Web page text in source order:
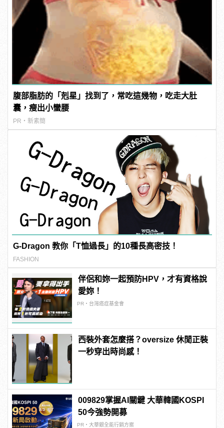
腹部脂肪的「剋星」找到了，常吃這幾物，吃走大肚
囊，瘦出小蠻腰
PR・新素簡
G-Dragon 教你「T恤過長」的10種長高密技！
FASHION
伴侶和妳一起預防HPV，才有資格說
愛妳！
PR・台灣癌症基金會
西裝外套怎麼搭？oversize 休閒正裝
一秒穿出時尚感！
009829掌握AI關鍵 大華韓國KOSPI
50今強勢開募
PR・大華銀全能行銷方案